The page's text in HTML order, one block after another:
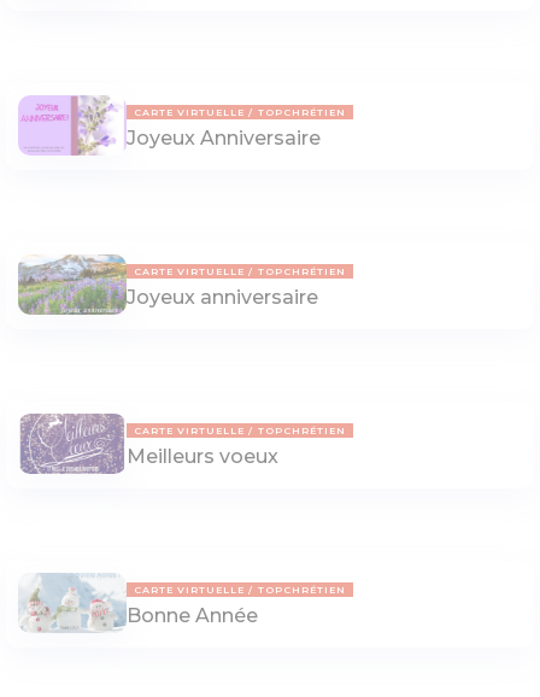
CARTE VIRTUELLE TOPCHRÉTIEN
Joyeux Anniversaire
CARTE VIRTUELLE TOPCHRÉTIEN
Joyeux anniversaire
CARTE VIRTUELLE TOPCHRÉTIEN
Meilleurs voeux
CARTE VIRTUELLE TOPCHRÉTIEN
Bonne Année